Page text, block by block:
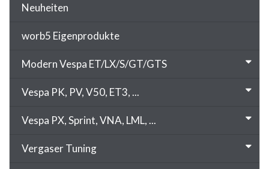
Neuheiten
worb5 Eigenprodukte
Modern Vespa ET/LX/S/GT/GTS
Vespa PK, PV, V50, ET3, ...
Vespa PX, Sprint, VNA, LML, ...
Vergaser Tuning